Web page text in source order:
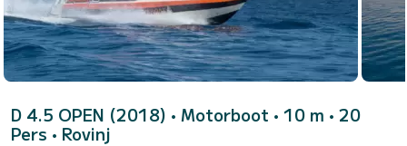
D 4.5 OPEN (2018) • Motorboot • 10 m • 20
Pers • Rovinj